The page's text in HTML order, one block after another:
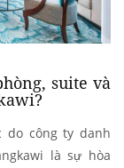
suite và
do công ty danh
là sự hòa